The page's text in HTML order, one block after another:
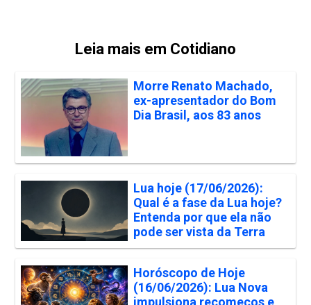
Leia mais em Cotidiano
Morre Renato Machado,
ex-apresentador do Bom
Dia Brasil, aos 83 anos
Lua hoje (17/06/2026):
Qual é a fase da Lua hoje?
Entenda por que ela não
pode ser vista da Terra
Horóscopo de Hoje
(16/06/2026): Lua Nova